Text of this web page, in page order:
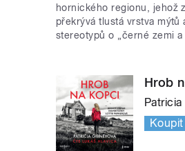
hornického regionu, jehož
překrývá tlustá vrstva mýtů
stereotypů o „černé zemi a
Hrob
Koupit